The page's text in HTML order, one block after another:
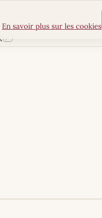
Rechercher
En savoir plus sur les cookies